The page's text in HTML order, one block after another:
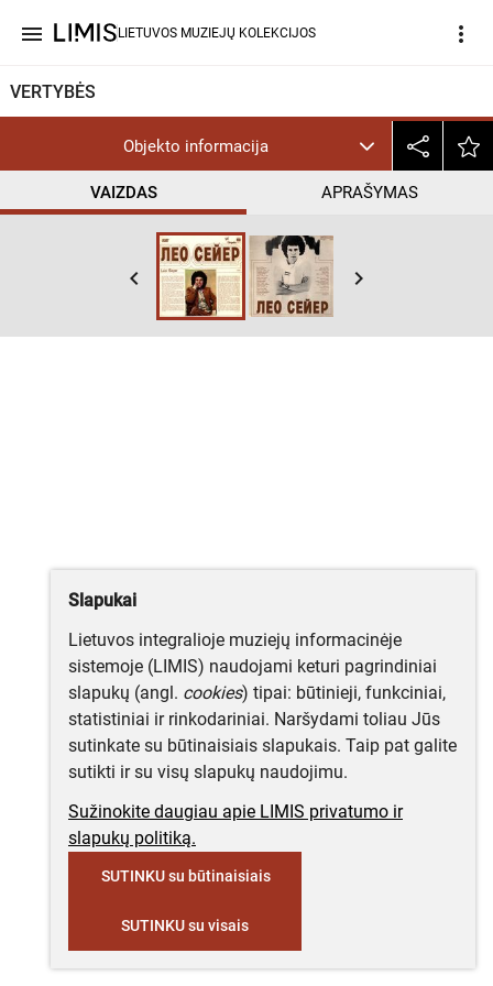
menu LIETUVOS MUZIEJŲ KOLEKCIJOS more_vert
VERTYBĖS
Objekto informacija
VAIZDAS APRAŠYMAS
keyboard_arrow_left keyboard_arrow_right
Slapukai
Lietuvos integralioje muziejų informacinėje
sistemoje (LIMIS) naudojami keturi pagrindiniai
slapukų (angl. cookies) tipai: būtinieji, funkciniai,
statistiniai ir rinkodariniai. Naršydami toliau Jūs
sutinkate su būtinaisiais slapukais. Taip pat galite
sutikti ir su visų slapukų naudojimu.
Sužinokite daugiau apie LIMIS privatumo ir
slapukų politiką.
SUTINKU su būtinaisiais
SUTINKU su visais